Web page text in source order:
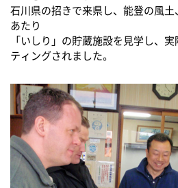
石川県の招きで来県し、能登の風
あたり
「いしり」の貯蔵施設を見学し、
ティングされました。